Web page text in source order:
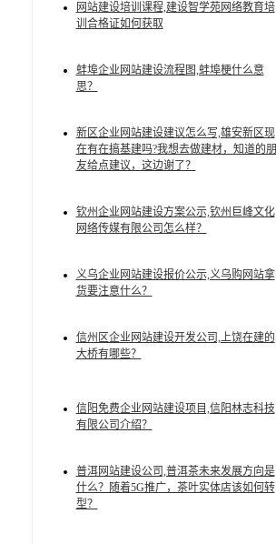
网站建设培训课程,建设智学苑网络教育培
训合格证如何获取
蚌埠企业网站建设流程图,蚌埠梗什么意
思？
新区企业网站建设建议怎么写,雄安新区现
在有在搞基建吗?我想去做建材，知道的朋
友给点建议，这边谢了？
钦州企业网站建设方案公示,钦州巨峰文化
网络传媒有限公司怎么样？
义乌企业网站建设报价公示,义乌购网站拿
货要注意什么？
信州区企业网站建设开发公司,上饶在建的
大桥有哪些？
信阳免费企业网站建设项目,信阳林志科技
有限公司介绍？
普洱网站建设公司,普洱茶未来发展方向是
什么？随着5G推广，茶叶实体店该如何转
型？